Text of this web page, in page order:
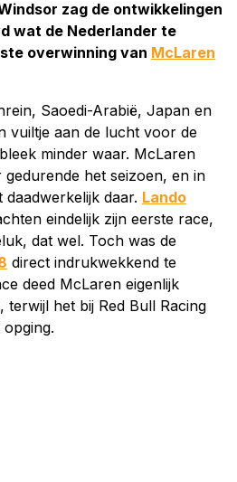
zag de ontwikkelingen
wat de Nederlander te
overwinning van McLaren
Saoedi-Arabië, Japan en
vuiltje aan de lucht voor de
minder waar. McLaren
het seizoen, en in
daar. Lando
eindelijk zijn eerste race,
dat wel. Toch was de
direct indrukwekkend te
deed McLaren eigenlijk
het bij Red Bull Racing